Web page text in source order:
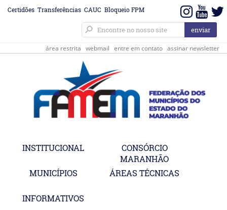
Certidões Transferências CAUC Bloqueio FPM
área restrita webmail entre em contato assinar newsletter
INSTITUCIONAL
CONSÓRCIO
MARANHÃO
MUNICÍPIOS
ÁREAS TÉCNICAS
INFORMATIVOS